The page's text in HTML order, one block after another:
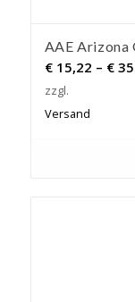
AAE Arizona
€15,22 – €
zzgl.
Versand